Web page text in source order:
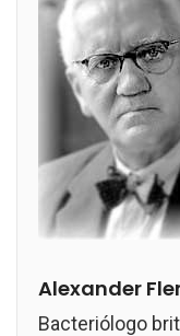
Alexander
Bacteriólogo